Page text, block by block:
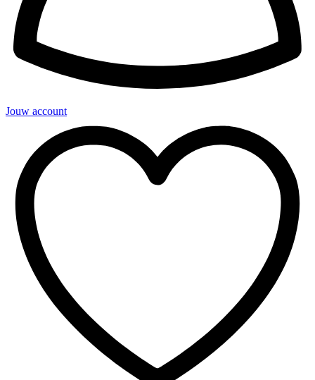
Jouw account